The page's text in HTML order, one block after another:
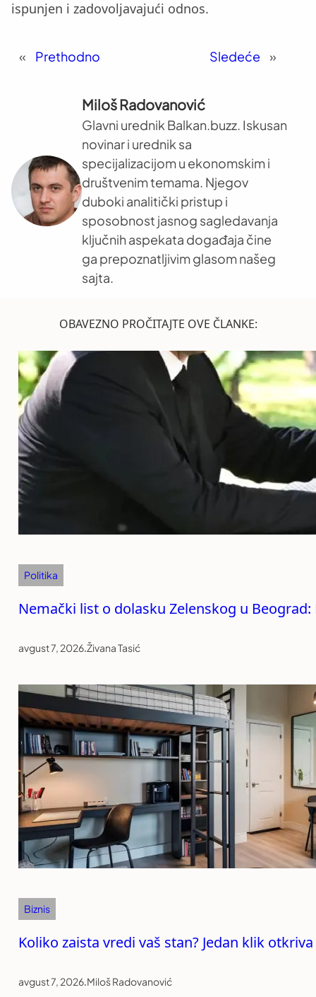
ispunjen i zadovoljavajući odnos.
« Prethodno Sledeće »
Miloš Radovanović
Glavni urednik Balkan.buzz. Iskusan
novinar i urednik sa
specijalizacijom u ekonomskim i
društvenim temama. Njegov
duboki analitički pristup i
sposobnost jasnog sagledavanja
ključnih aspekata događaja čine
ga prepoznatljivim glasom našeg
sajta.
OBAVEZNO PROČITAJTE OVE ČLANKE:
Politika
Nemački list o dolasku Zelenskog u
avgust 7, 2026.Živana Tasić
Biznis
Koliko zaista vredi vaš stan? Jedan klik
avgust 7, 2026.Miloš Radovanović